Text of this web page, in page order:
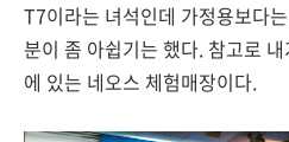
T7이라는 녀석인데 가정용보다
분이 좀 아쉽기는 했다. 참고로
에 있는 네오스 체험매장이다.